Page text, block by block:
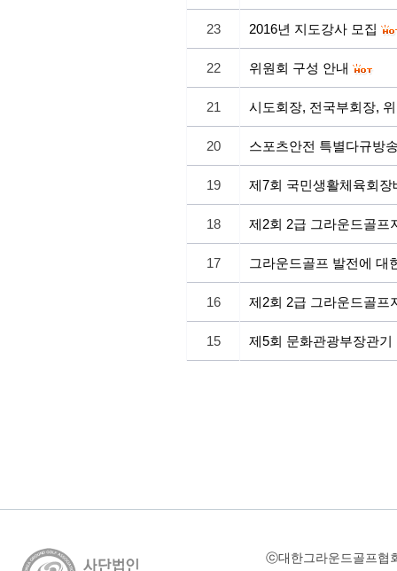
23 2016년 지도강사 모집
22 위원회 구성 안내
21 시도회장, 전국부회장,
20 스포츠안전 특별다규방
19 제7회 국민생활체육회
18 제2회 2급 그라운드골프
17 그라운드골프 발전에 대
16 제2회 2급 그라운드골프
15 제5회 문화관광부장관
ⓒ대한그라운드골프협